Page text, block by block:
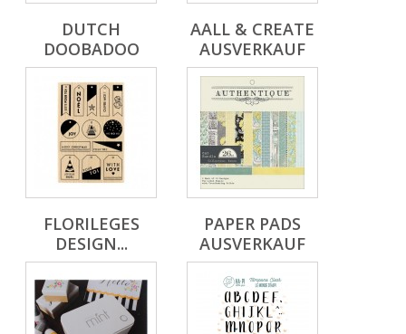
DUTCH
DOOBADOO
AALL & CREATE
AUSVERKAUF
FLORILEGES
DESIGN...
PAPER PADS
AUSVERKAUF